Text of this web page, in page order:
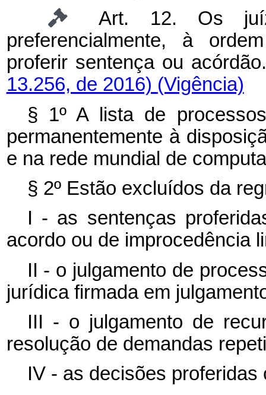
Art. 12. Os
preferencialmente, à
proferir sentença ou
13.256, de 2016) (Vigência)
§ 1º A lista de
permanentemente à
e na rede mundial de
§ 2º Estão excluídos da
I - as sentenças
acordo ou de improcedência
II - o julgamento de
jurídica firmada em
III - o julgamento de
resolução de demandas
IV - as decisões